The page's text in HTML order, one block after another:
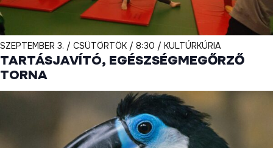
SZEPTEMBER 3. / CSÜTÖRTÖK / 8:30 / KULTÚRKÚRIA
TARTÁSJAVÍTÓ, EGÉSZSÉGMEGŐRZŐ
TORNA